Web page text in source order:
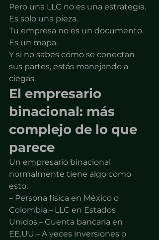
Pero una LLC no es una estrategia.
Es solo una pieza.
Tu empresa no es un documento.
Es un mapa.
Y si no sabes cómo se conectan
sus partes, estás manejando a
ciegas.
El empresario
binacional: más
complejo de lo que
parece
Un empresario binacional
normalmente tiene algo como
esto:
– Persona física en México o
Colombia.– LLC en Estados
Unidos.– Cuenta bancaria en
EE.UU.– A veces inversiones o